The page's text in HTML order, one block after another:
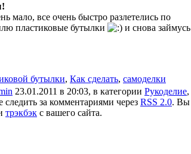
мало, все очень быстро разлетелись по
пластиковые бутылки
и снова займусь
бутылки, Как сделать, самоделки
23.01.2011 в 20:03, в категории Рукоделие,
за комментариями через RSS 2.0. Вы
трэкбэк с вашего сайта.